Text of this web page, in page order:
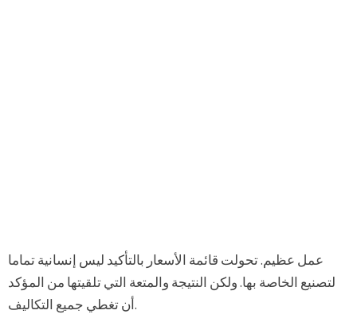
عمل عظيم. تحولت قائمة الأسعار بالتأكيد ليس إنسانية تماما
لتصنيع الخاصة بها. ولكن النتيجة والمتعة التي تلقيتها من المؤكد
أن تغطي جميع التكاليف.